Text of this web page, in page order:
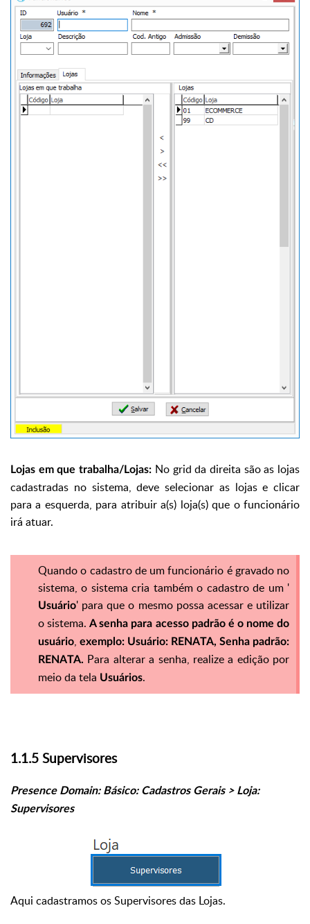
Lojas em que trabalha/Lojas: No grid da direita são as lojas
cadastradas no sistema, deve selecionar as lojas e clicar
para a esquerda, para atribuir a(s) loja(s) que o funcionário
irá atuar.
Quando o cadastro de um funcionário é gravado no
sistema, o sistema cria também o cadastro de um '
Usuário' para que o mesmo possa acessar e utilizar
o sistema.A senha para acesso padrão é o nome do
usuário, exemplo: Usuário: RENATA, Senha padrão:
RENATA. Para alterar a senha, realize a edição por
meio da tela Usuários.
1.1.5 Supervisores
Presence Domain: Básico: Cadastros Gerais > Loja:
Supervisores
Aqui cadastramos os Supervisores das Lojas.